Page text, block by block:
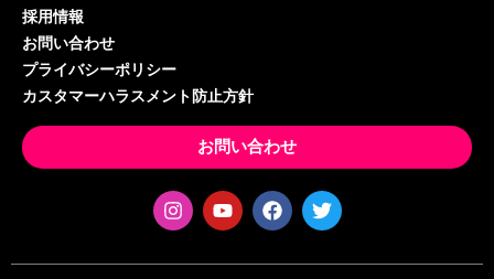
採用情報
お問い合わせ
プライバシーポリシー
カスタマーハラスメント防止方針
お問い合わせ